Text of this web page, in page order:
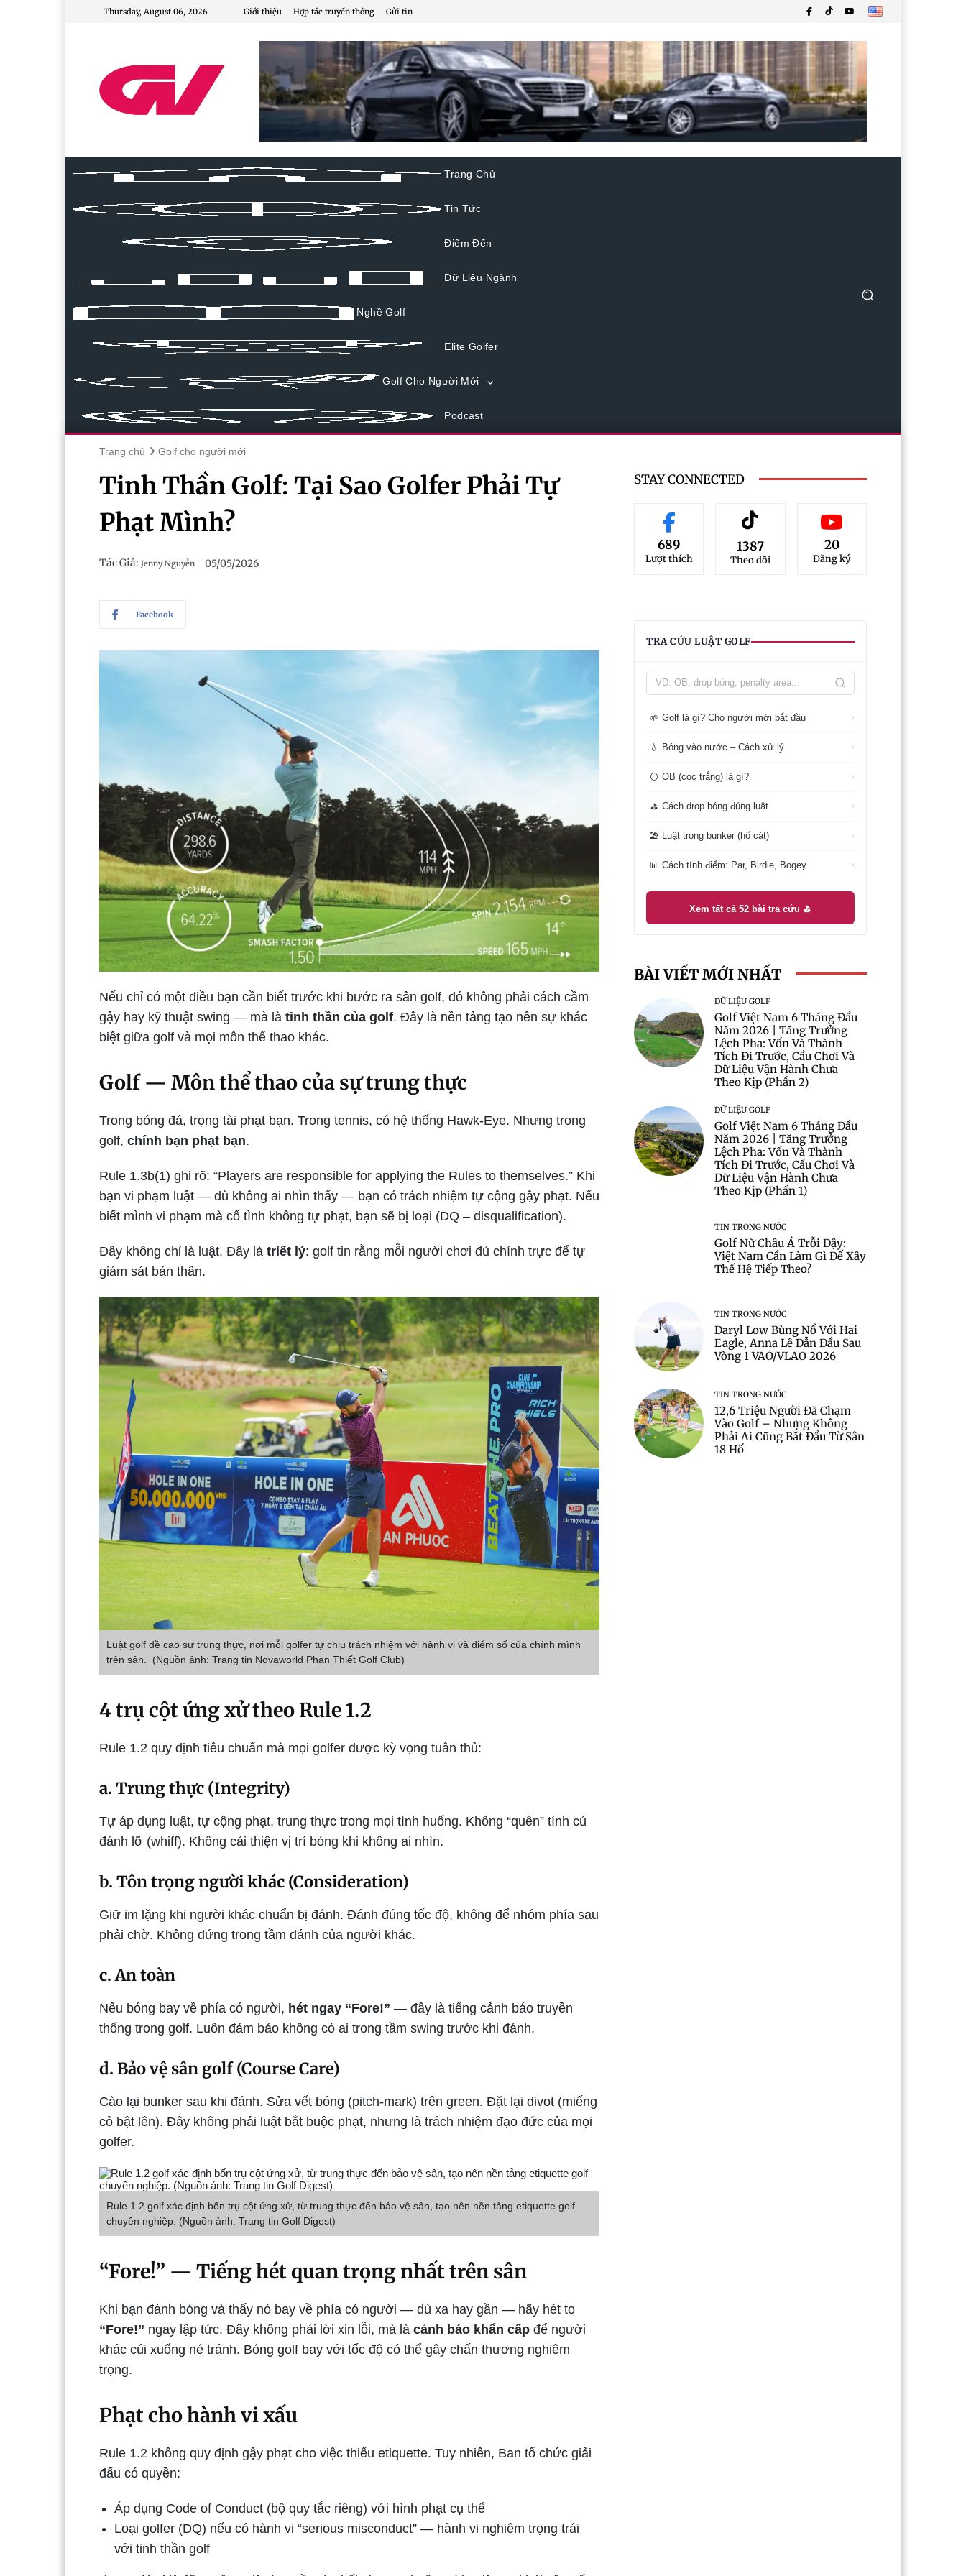
Thursday, August 06, 2026 Giới thiệu Hợp tác truyền thông Gửi tin
Trang Chủ
Tin Tức
Điểm Đến
Dữ Liệu Ngành
Nghề Golf
Elite Golfer
Golf Cho Người Mới
Podcast
Trang chủ Golf cho người mới
Tinh Thần Golf: Tại Sao Golfer Phải Tự
Phạt Mình?
Tác Giả: Jenny Nguyễn 05/05/2026
Facebook
Nếu chỉ có một điều bạn cần biết trước khi bước ra sân golf, đó không phải cách cầm
gậy hay kỹ thuật swing — mà là tinh thần của golf. Đây là nền tảng tạo nên sự khác
biệt giữa golf và mọi môn thể thao khác.
Golf — Môn thể thao của sự trung thực
Trong bóng đá, trọng tài phạt bạn. Trong tennis, có hệ thống Hawk-Eye. Nhưng trong
golf, chính bạn phạt bạn.
Rule 1.3b(1) ghi rõ: “Players are responsible for applying the Rules to themselves.” Khi
bạn vi phạm luật — dù không ai nhìn thấy — bạn có trách nhiệm tự cộng gậy phạt. Nếu
biết mình vi phạm mà cố tình không tự phạt, bạn sẽ bị loại (DQ – disqualification).
Đây không chỉ là luật. Đây là triết lý: golf tin rằng mỗi người chơi đủ chính trực để tự
giám sát bản thân.
Luật golf đề cao sự trung thực, nơi mỗi golfer tự chịu trách nhiệm với hành vi và điểm số của chính mình
trên sân. (Nguồn ảnh: Trang tin Novaworld Phan Thiết Golf Club)
4 trụ cột ứng xử theo Rule 1.2
Rule 1.2 quy định tiêu chuẩn mà mọi golfer được kỳ vọng tuân thủ:
a. Trung thực (Integrity)
Tự áp dụng luật, tự cộng phạt, trung thực trong mọi tình huống. Không “quên” tính cú
đánh lỡ (whiff). Không cải thiện vị trí bóng khi không ai nhìn.
b. Tôn trọng người khác (Consideration)
Giữ im lặng khi người khác chuẩn bị đánh. Đánh đúng tốc độ, không để nhóm phía sau
phải chờ. Không đứng trong tầm đánh của người khác.
c. An toàn
Nếu bóng bay về phía có người, hét ngay “Fore!” — đây là tiếng cảnh báo truyền
thống trong golf. Luôn đảm bảo không có ai trong tầm swing trước khi đánh.
d. Bảo vệ sân golf (Course Care)
Cào lại bunker sau khi đánh. Sửa vết bóng (pitch-mark) trên green. Đặt lại divot (miếng
cỏ bật lên). Đây không phải luật bắt buộc phạt, nhưng là trách nhiệm đạo đức của mọi
golfer.
Rule 1.2 golf xác định bốn trụ cột ứng xử, từ trung thực đến bảo vệ sân, tạo nên nền tảng etiquette golf
chuyên nghiệp. (Nguồn ảnh: Trang tin Golf Digest)
“Fore!” — Tiếng hét quan trọng nhất trên sân
Khi bạn đánh bóng và thấy nó bay về phía có người — dù xa hay gần — hãy hét to
“Fore!” ngay lập tức. Đây không phải lời xin lỗi, mà là cảnh báo khẩn cấp để người
khác cúi xuống né tránh. Bóng golf bay với tốc độ có thể gây chấn thương nghiêm
trọng.
Phạt cho hành vi xấu
Rule 1.2 không quy định gậy phạt cho việc thiếu etiquette. Tuy nhiên, Ban tổ chức giải
đấu có quyền:
Áp dụng Code of Conduct (bộ quy tắc riêng) với hình phạt cụ thể
Loại golfer (DQ) nếu có hành vi “serious misconduct” — hành vi nghiêm trọng trái
với tinh thần golf
STAY CONNECTED
689
Lượt thích
1387
Theo dõi
20
Đăng ký
TRA CỨU LUẬT GOLF
🌱 Golf là gì? Cho người mới bắt đầu ›
💧 Bóng vào nước – Cách xử lý ›
⚪ OB (cọc trắng) là gì? ›
⛳ Cách drop bóng đúng luật ›
🏖️ Luật trong bunker (hố cát) ›
📊 Cách tính điểm: Par, Birdie, Bogey ›
Xem tất cả 52 bài tra cứu ⛳
BÀI VIẾT MỚI NHẤT
DỮ LIỆU GOLF
Golf Việt Nam 6 Tháng Đầu
Năm 2026 | Tăng Trưởng
Lệch Pha: Vốn Và Thành
Tích Đi Trước, Cầu Chơi Và
Dữ Liệu Vận Hành Chưa
Theo Kịp (Phần 2)
DỮ LIỆU GOLF
Golf Việt Nam 6 Tháng Đầu
Năm 2026 | Tăng Trưởng
Lệch Pha: Vốn Và Thành
Tích Đi Trước, Cầu Chơi Và
Dữ Liệu Vận Hành Chưa
Theo Kịp (Phần 1)
TIN TRONG NƯỚC
Golf Nữ Châu Á Trỗi Dậy:
Việt Nam Cần Làm Gì Để Xây
Thế Hệ Tiếp Theo?
TIN TRONG NƯỚC
Daryl Low Bùng Nổ Với Hai
Eagle, Anna Lê Dẫn Đầu Sau
Vòng 1 VAO/VLAO 2026
TIN TRONG NƯỚC
12,6 Triệu Người Đã Chạm
Vào Golf – Nhưng Không
Phải Ai Cũng Bắt Đầu Từ Sân
18 Hố